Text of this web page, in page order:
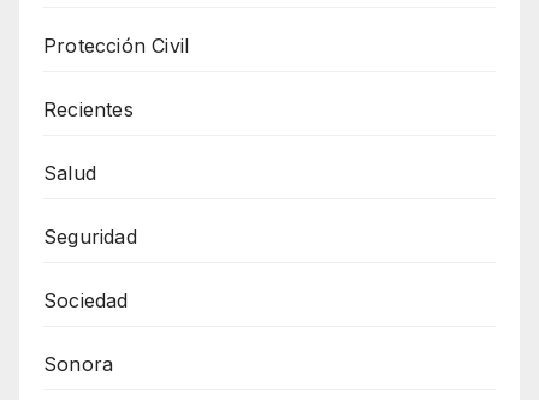
Protección Civil
Recientes
Salud
Seguridad
Sociedad
Sonora